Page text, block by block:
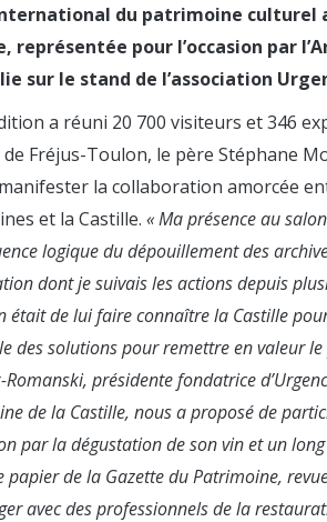
du patrimoine culturel
représentée pour l’occasion par
sur le stand de l’association
a réuni 20 700 visiteurs et 346
de Fréjus-Toulon, le père Stéphane
la collaboration amorcée
et la Castille.« Ma présence au
logique du dépouillement des
dont je suivais les actions depuis
était de lui faire connaître la Castille
des solutions pour remettre en valeur
Romanski, présidente fondatrice
de la Castille, nous a proposé de
par la dégustation de son vin et un
papier de la Gazette du Patrimoine,
avec des professionnels de la